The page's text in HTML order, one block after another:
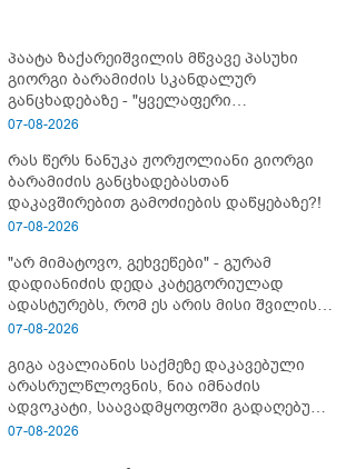
პაატა ზაქარეიშვილის მწვავე პასუხი
გიორგი ბარამიძის სკანდალურ
განცხადებაზე - "ყველაფერი
დეტალურად ვიცი... კამანში მოკლული
ბარამიძე კი ტყუის"
07-08-2026
რას წერს ნანუკა ჟორჟოლიანი გიორგი
ბარამიძის განცხადებასთან
დაკავშირებით გამოძიების დაწყებაზე?!
07-08-2026
"არ მიმატოვო, გეხვეწები" - გუ­რა­მ
დადიანიძის დედა კა­ტე­გო­რი­უ­ლად
ადას­ტუ­რებს, რომ ეს არის მისი შვი­ლის
ხმა
07-08-2026
გიგა ავალიანის საქმეზე დაკავებული
არასრულწლოვნის, ნია იმნაძის
ადვოკატი, საავადმყოფოში გადაღებულ
კადრებს ავრცელებს
07-08-2026